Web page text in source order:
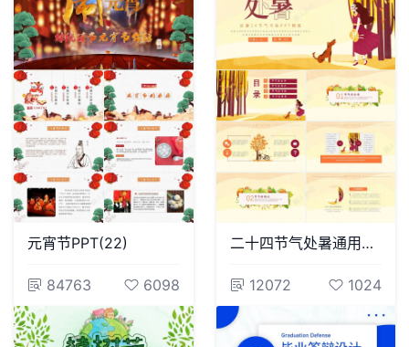
元宵节PPT(22)
84763 6098
二十四节气处暑通用PPT模板(7)
12072 1024